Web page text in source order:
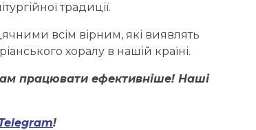
традиції.
всім вірним, які виявлять
хоралу в нашій країні.
працювати ефективніше! Наші
!